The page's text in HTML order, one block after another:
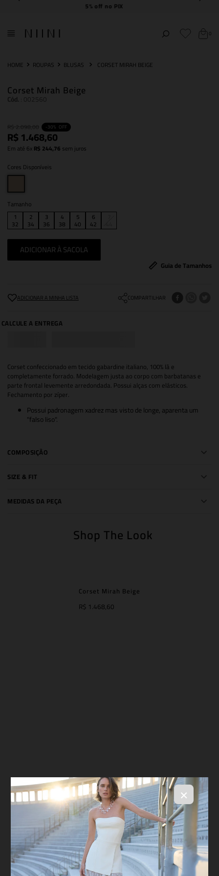
Frete Grátis acima de R$ 2.000,00
0
×
ROUPAS BLUSAS CORSET MIRAH BEIGE
Corset Mirah Beige
-30% OFF
R$1.468,60
Em até 6xR$ 244,76 sem juros
Cores Disponíveis
Tamanho
1
32
2
34
3
36
4
38
5
40
6
42
ADICIONAR À SACOLA
Guia de Tamanhos
COMPARTILHAR
Corset confeccionado em tecido gabardine italiano, 100% lã e
completamente forrado. Modelagem justa ao corpo com barbatanas e
parte frontal levemente arredondada. Possui alças com elásticos.
Fechamento por zíper.
Possui padronagem xadrez mas visto de longe, aparenta um
"falso liso".
COMPOSIÇÃO
SIZE & FIT
MEDIDAS DA PEÇA
Shop The Look
Corset Mirah Beige
R$ 1.468,60
Calça Mirah Beige